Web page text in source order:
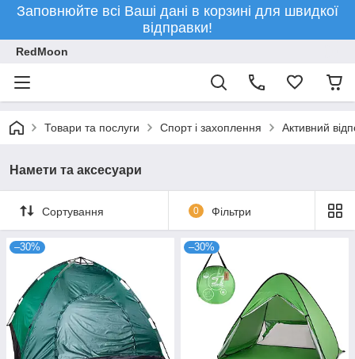
Заповнюйте всі Ваші дані в корзині для швидкої
відправки!
RedMoon
Товари та послуги Спорт і захоплення Активний
Намети та аксесуари
Сортування 0 Фільтри
–30% –30%